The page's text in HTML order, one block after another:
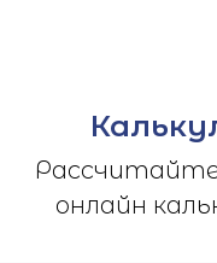
онлайн